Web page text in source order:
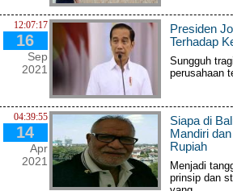
12:07:17
16
Sep
2021
Presiden
Terhadap
Sungguh
perusahaan
04:39:55
14
Apr
2021
Siapa di
Mandiri
Rupiah
Menjadi
prinsip dan